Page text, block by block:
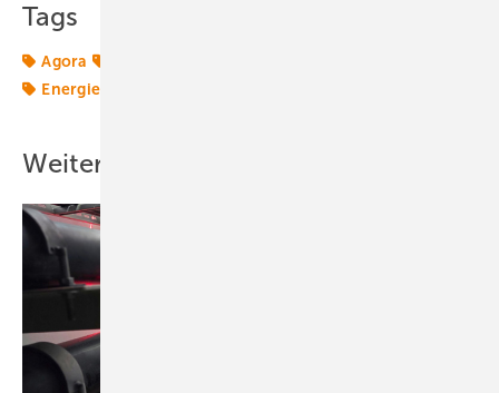
Tags
Agora
Energiewende
Weitere Inhalte